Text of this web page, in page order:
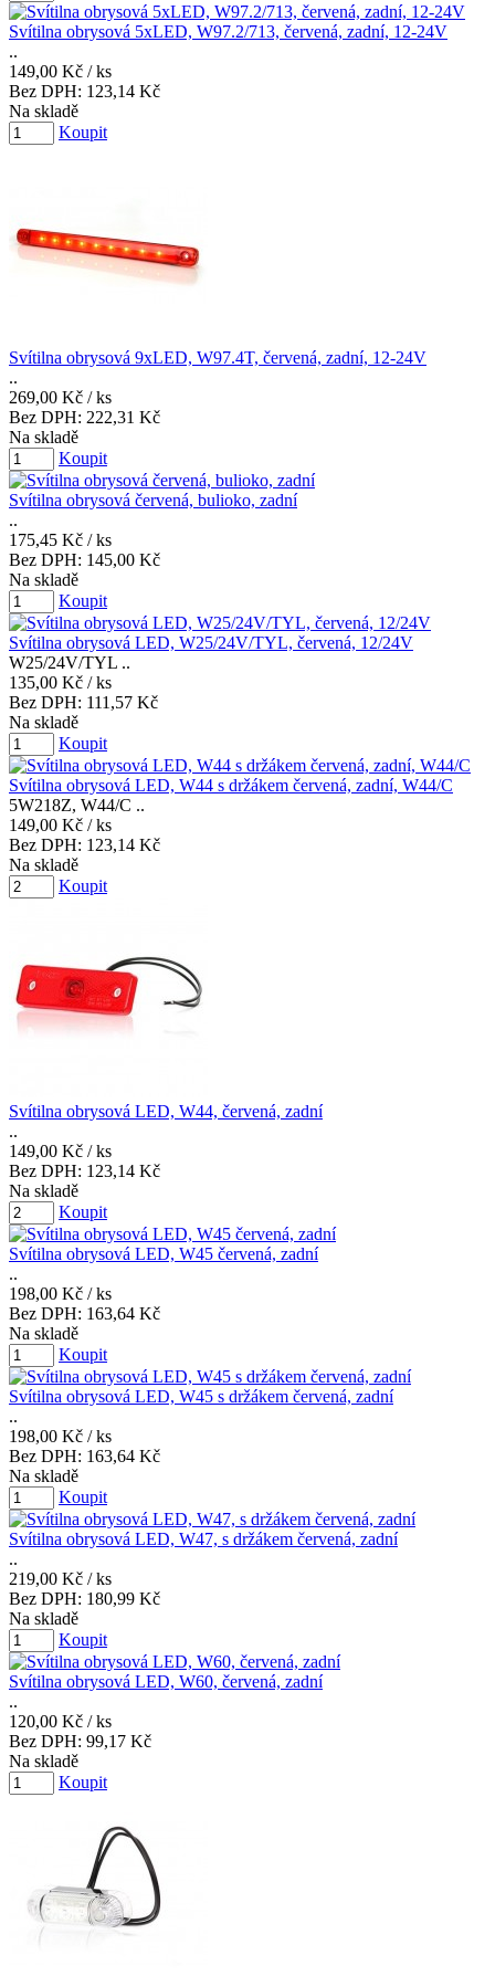
Svítilna obrysová 5xLED, W97.2/713, červená, zadní, 12-24V
..
149,00 Kč / ks
Bez DPH: 123,14 Kč
Na skladě
Koupit
Svítilna obrysová 9xLED, W97.4T, červená, zadní, 12-24V
..
269,00 Kč / ks
Bez DPH: 222,31 Kč
Na skladě
Koupit
Svítilna obrysová červená, bulioko, zadní
..
175,45 Kč / ks
Bez DPH: 145,00 Kč
Na skladě
Koupit
Svítilna obrysová LED, W25/24V/TYL, červená, 12/24V
W25/24V/TYL ..
135,00 Kč / ks
Bez DPH: 111,57 Kč
Na skladě
Koupit
Svítilna obrysová LED, W44 s držákem červená, zadní, W44/C
5W218Z, W44/C ..
149,00 Kč / ks
Bez DPH: 123,14 Kč
Na skladě
Koupit
Svítilna obrysová LED, W44, červená, zadní
..
149,00 Kč / ks
Bez DPH: 123,14 Kč
Na skladě
Koupit
Svítilna obrysová LED, W45 červená, zadní
..
198,00 Kč / ks
Bez DPH: 163,64 Kč
Na skladě
Koupit
Svítilna obrysová LED, W45 s držákem červená, zadní
..
198,00 Kč / ks
Bez DPH: 163,64 Kč
Na skladě
Koupit
Svítilna obrysová LED, W47, s držákem červená, zadní
..
219,00 Kč / ks
Bez DPH: 180,99 Kč
Na skladě
Koupit
Svítilna obrysová LED, W60, červená, zadní
..
120,00 Kč / ks
Bez DPH: 99,17 Kč
Na skladě
Koupit